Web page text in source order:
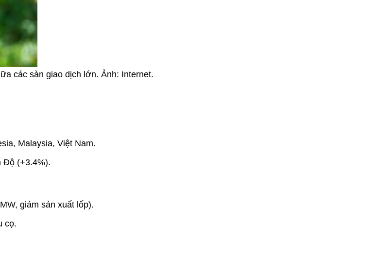
các sàn giao dịch lớn. Ảnh: Internet.
Malaysia, Việt Nam.
Độ (+3.4%).
giảm sản xuất lốp).
cọ.